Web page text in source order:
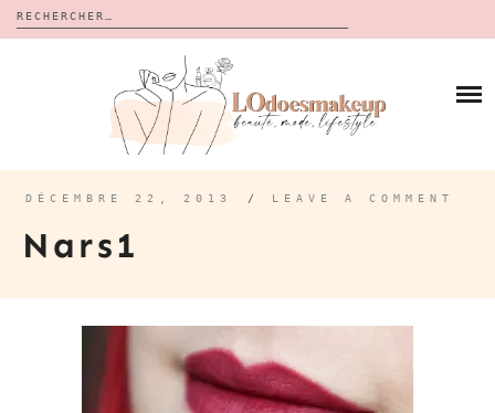
Rechercher :
CALENDRIERS DE L’AVENT
BON PLAN
À PROPOS
CONTACT
DÉCEMBRE 22, 2013 / LEAVE A COMMENT
Nars1